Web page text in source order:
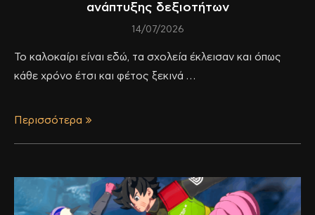
ανάπτυξης δεξιοτήτων
14/07/2026
Το καλοκαίρι είναι εδώ, τα σχολεία έκλεισαν και όπως
κάθε χρόνο έτσι και φέτος ξεκινά …
Περισσότερα